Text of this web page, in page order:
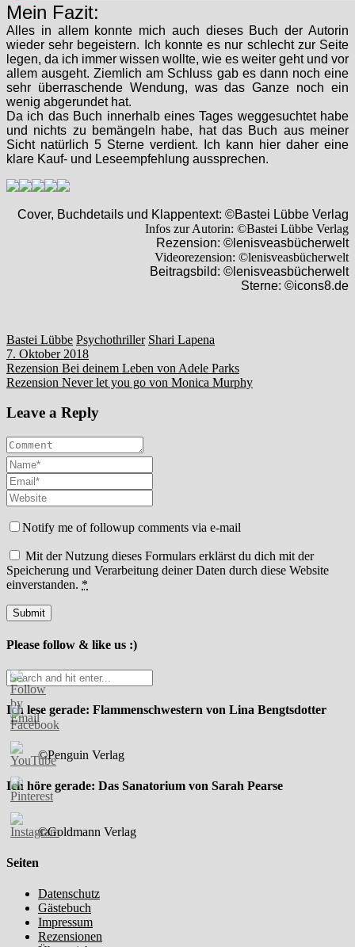
Mein Fazit:
Alles in allem konnte mich auch dieses Buch der Autorin
wieder sehr begeistern. Ich konnte es nur schlecht zur Seite
legen, da ich immer wissen wollte, wie es weiter geht und vor
allem ausgeht. Ziemlich am Schluss gab es dann noch eine
sehr überraschende Wendung, was das Ganze noch ein
wenig abgerundet hat.
Da ich das Buch innerhalb eines Tages weggesuchtet habe
und nichts zu bemängeln habe, hat das Buch aus meiner
Sicht natürlich 5 Sterne verdient. Ich kann hier daher eine
klare Kauf- und Leseempfehlung aussprechen.
Cover, Buchdetails und Klappentext: ©Bastei Lübbe Verlag
Infos zur Autorin: ©Bastei Lübbe Verlag
Rezension: ©lenisveasbücherwelt
Videorezension: ©lenisveasbücherwelt
Beitragsbild: ©lenisveasbücherwelt
Sterne: ©icons8.de
Bastei Lübbe Psychothriller Shari Lapena
7. Oktober 2018
Beitragsnavigation
Rezension Bei deinem Leben von Adele Parks
Rezension Never let you go von Monica Murphy
Leave a Reply
Notify me of followup comments via e-mail
Mit der Nutzung dieses Formulars erklärst du dich mit der
Speicherung und Verarbeitung deiner Daten durch diese Website
einverstanden. *
Please follow & like us :)
Ich lese gerade: Flammenschwestern von Lina Bengtsdotter
©Penguin Verlag
Ich höre gerade: Das Sanatorium von Sarah Pearse
©Goldmann Verlag
Seiten
Datenschutz
Gästebuch
Impressum
Rezensionen